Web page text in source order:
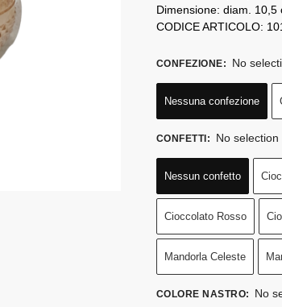
Dimensione: diam. 10,5
CODICE ARTICOLO:
CONFEZIONE: No
Nessuna confezione
CONFETTI: No selection
Nessun confetto
Cioccolato Rosso
Mandorla Celeste
COLORE NASTRO: No